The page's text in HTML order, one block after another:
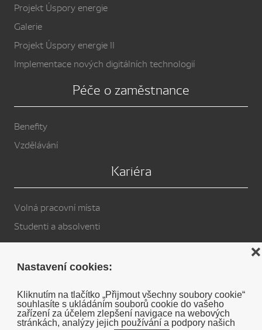
Nastavení cookies:
Kliknutím na tlačítko „Přijmout všechny soubory cookie“
souhlasíte s ukládáním souborů cookie do vašeho
zařízení za účelem zlepšení navigace na webových
stránkách, analýzy jejich používání a podpory našich
❌
Projekt Úspory energie
Galerie
Projekt Úspory energie II
Implementace nových digitálních technologií
Péče o zaměstnance
Benefity
Vzdělávání
Kariéra
Volná pracovní místa
Studenti a absolventi
Cookies
Soukromé prohlášení o vyloučení odpovědnosti DENSO